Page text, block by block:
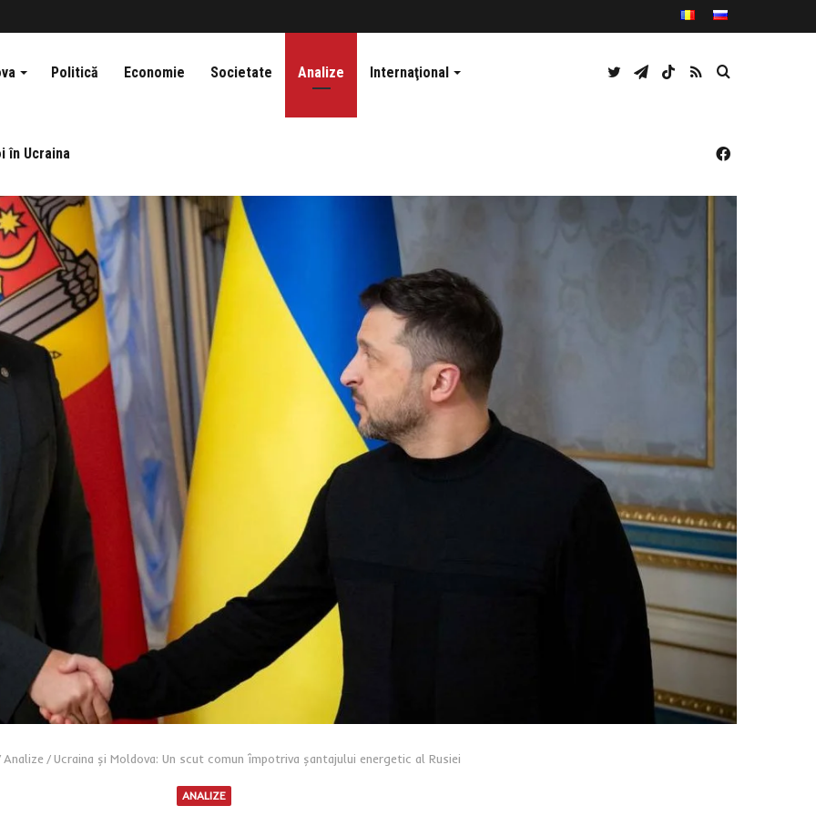
Politică Economie Societate Analize Internaţional
în Ucraina
Caută
RSS
TikTok
Telegram
Twitter
Facebook
Analize / Ucraina și Moldova: Un scut comun împotriva șantajului energetic al Rusiei
ANALIZE